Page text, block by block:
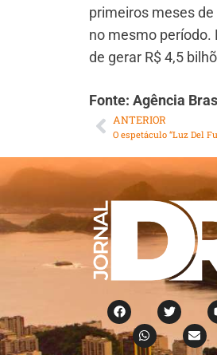
primeiros meses
no mesmo período.
de gerar R$ 4,5
Fonte: Agência
ANTERIOR